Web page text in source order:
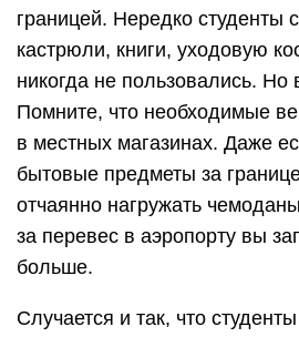
границей. Нередко студенты
кастрюли, книги, уходовую
никогда не пользовались. Но
Помните, что необходимые
в местных магазинах. Даже
бытовые предметы за
отчаянно нагружать
за перевес в аэропорту вы
больше.
Случается и так, что